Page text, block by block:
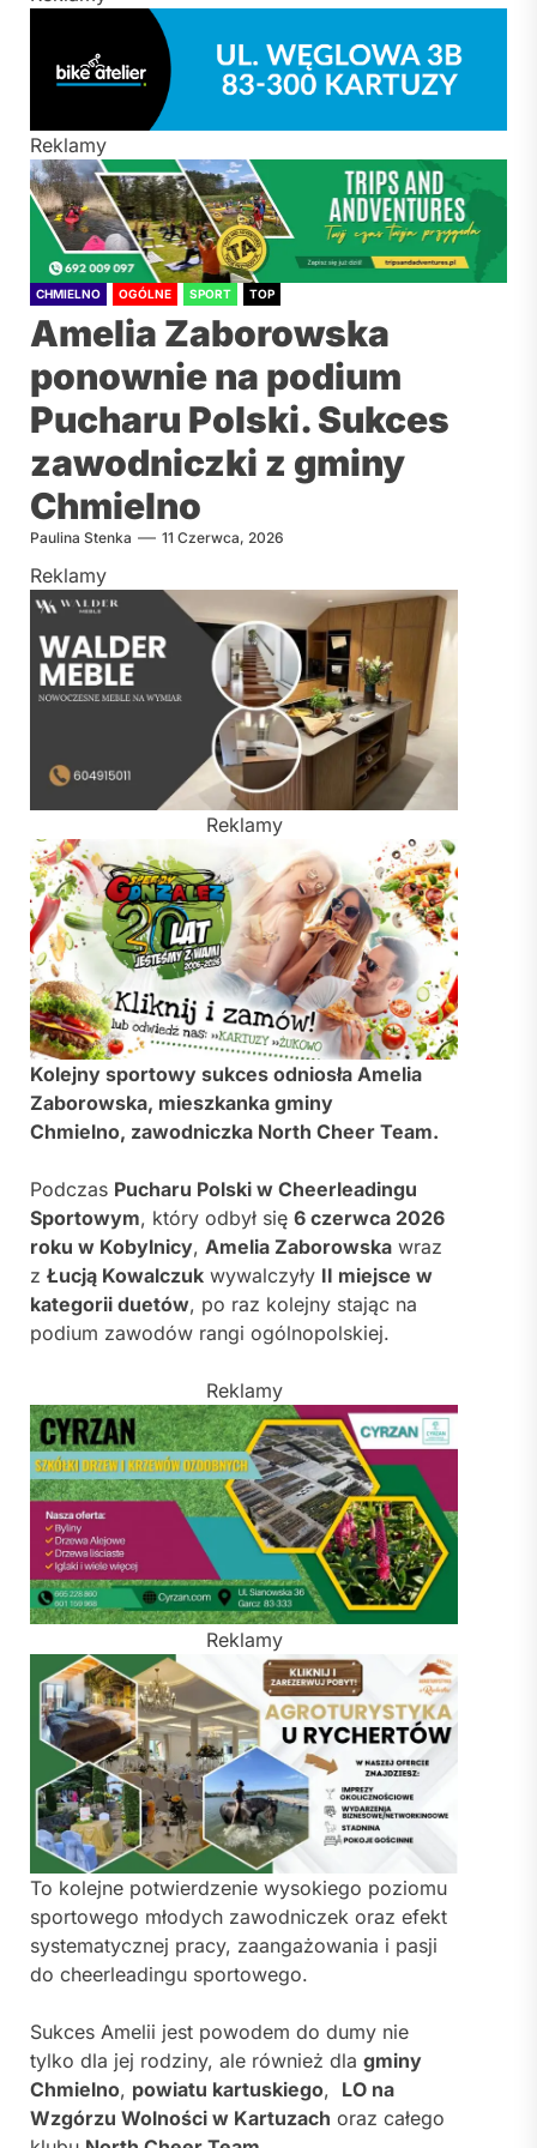
Reklamy
CHMIELNO OGÓLNE SPORT TOP
Amelia Zaborowska
ponownie na podium
Pucharu Polski. Sukces
zawodniczki z gminy
Chmielno
Paulina Stenka 11 Czerwca, 2026
Reklamy
Reklamy
Kolejny sportowy sukces odniosła Amelia
Zaborowska, mieszkanka gminy
Chmielno, zawodniczka North Cheer Team.
Podczas Pucharu Polski w Cheerleadingu
Sportowym, który odbył się 6 czerwca 2026
roku w Kobylnicy, Amelia Zaborowska wraz
z Łucją Kowalczuk wywalczyły II miejsce w
kategorii duetów, po raz kolejny stając na
podium zawodów rangi ogólnopolskiej.
Reklamy
Reklamy
To kolejne potwierdzenie wysokiego poziomu
sportowego młodych zawodniczek oraz efekt
systematycznej pracy, zaangażowania i pasji
do cheerleadingu sportowego.
Sukces Amelii jest powodem do dumy nie
tylko dla jej rodziny, ale również dla gminy
Chmielno, powiatu kartuskiego, LO na
Wzgórzu Wolności w Kartuzach oraz całego